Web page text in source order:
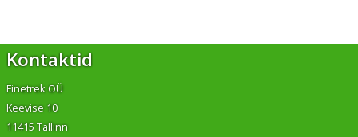
Kontaktid
Finetrek OÜ
Keevise 10
11415 Tallinn